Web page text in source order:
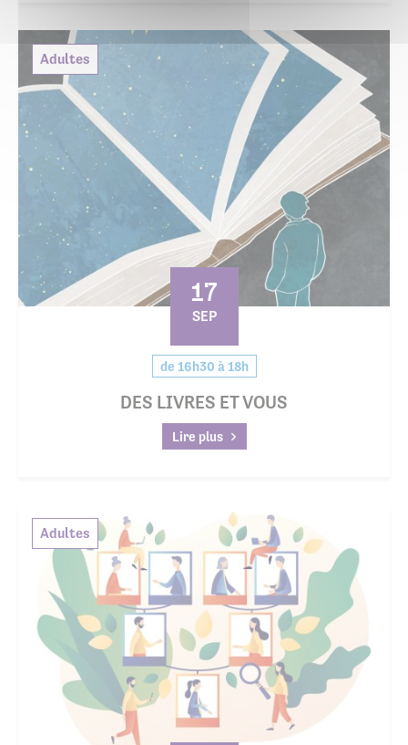
Adultes
17
SEP
de 16h30 à 18h
DES LIVRES ET VOUS
Lire plus
Adultes